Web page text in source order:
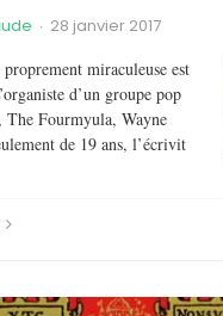
· 28 janvier 2017
proprement miraculeuse est
d’un groupe pop
The Fourmyula, Wayne
de 19 ans, l’écrivit